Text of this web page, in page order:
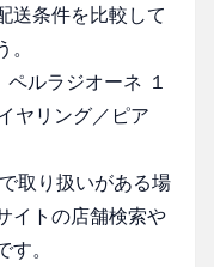
送条件を比較して
ルラジオーネ １
ヤリング／ピア
取り扱いがある場
イトの店舗検索や
。